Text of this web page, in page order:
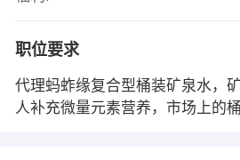
职位要求
代理蚂蚱缘复合型桶装矿泉水，
人补充微量元素营养，市场上的